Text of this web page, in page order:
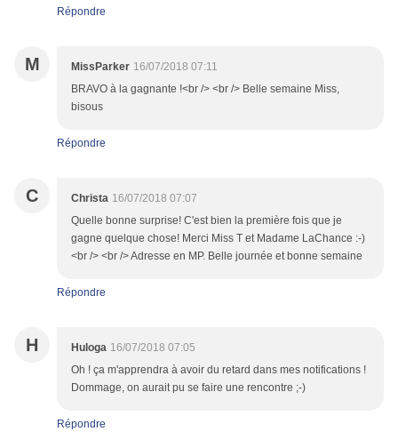
Répondre
M MissParker 16/07/2018 07:11
BRAVO à la gagnante !<br /> <br /> Belle semaine Miss,
bisous
Répondre
C Christa 16/07/2018 07:07
Quelle bonne surprise! C'est bien la première fois que je
gagne quelque chose! Merci Miss T et Madame LaChance :-)
<br /> <br /> Adresse en MP. Belle journée et bonne semaine
Répondre
H Huloga 16/07/2018 07:05
Oh ! ça m'apprendra à avoir du retard dans mes notifications !
Dommage, on aurait pu se faire une rencontre ;-)
Répondre